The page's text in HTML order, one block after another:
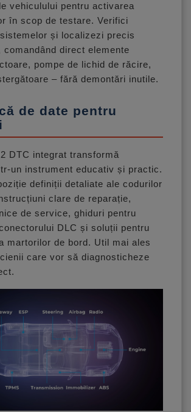
vehiculului pentru activarea
în scop de testare. Verifici
și localizezi precis
comandând direct elemente
pompe de lichid de răcire,
– fără demontări inutile.
de date pentru
DTC integrat transformă
un instrument educativ și practic.
definiții detaliate ale codurilor
clare de reparație,
de service, ghiduri pentru
DLC și soluții pentru
martorilor de bord. Util mai ales
care vor să diagnosticheze